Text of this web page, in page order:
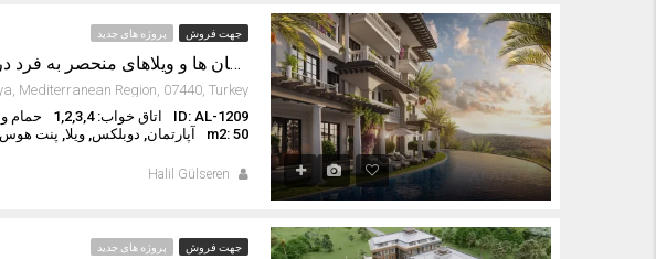
جهت فروش پروژه های جدید
آپارتمان ها و ویلاهای منحصر به فرد در کارگیجاک آلانیا
ID: AL-1209
اتاق خواب: 1,2,3,4
حمام و
m2: 50
آپارتمان, دوبلکس, ویلا, پنت هوس
Halil Gülseren
جهت فروش پروژه های جدید